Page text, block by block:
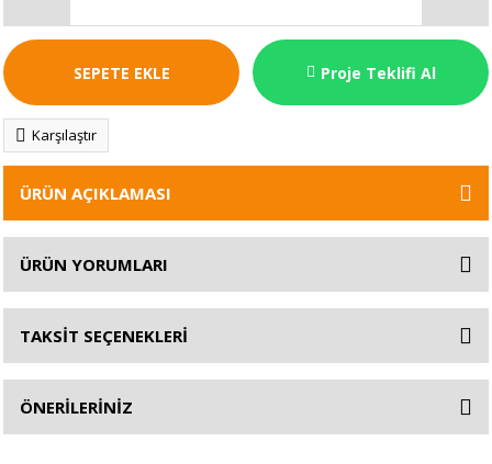
SEPETE EKLE Proje Teklifi Al
Karşılaştır
ÜRÜN AÇIKLAMASI
ÜRÜN YORUMLARI
TAKSİT SEÇENEKLERİ
ÖNERİLERİNİZ